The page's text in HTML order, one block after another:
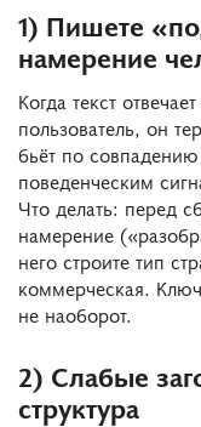
1) Пишете
намерение
Когда текст
пользователь, он
бьёт по
поведенческим
Что делать: перед
намерение
него строите тип
коммерческая.
не наоборот.
2) Слабые
структура